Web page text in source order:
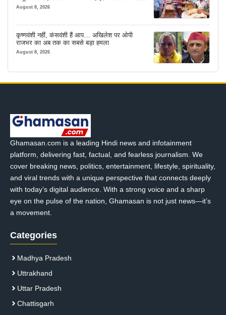
इंतजाम
August 8, 2026
कृष्णवंशी नहीं, कंसवंशी हैं आप… अखिलेश पर ओपी
राजभर का अब तक का सबसे बड़ा हमला
August 8, 2026
Ghamasan.com is a leading Hindi news and infotainment
platform, delivering fast, factual, and fearless journalism. We
cover breaking news, politics, entertainment, lifestyle, spirituality,
and viral trends with a unique perspective that connects deeply
with today’s digital audience. With a strong voice and a sharp
eye on the pulse of the nation, Ghamasan is not just news—it’s
a movement.
Categories
Madhya Pradesh
Uttrakhand
Uttar Pradesh
Chattisgarh